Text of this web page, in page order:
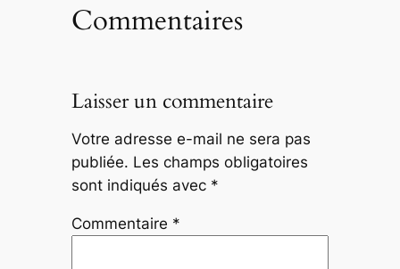
Commentaires
Laisser un commentaire
Votre adresse e-mail ne sera pas
publiée. Les champs obligatoires
sont indiqués avec *
Commentaire *